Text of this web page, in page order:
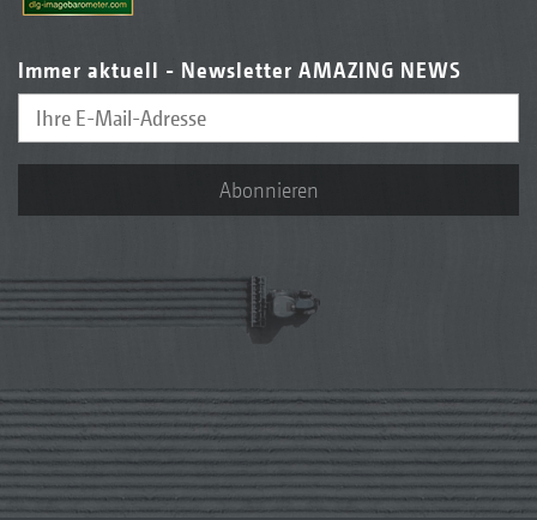
Immer aktuell - Newsletter AMAZING NEWS
Abonnieren